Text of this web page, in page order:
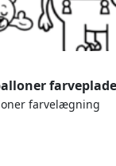
farvelægning